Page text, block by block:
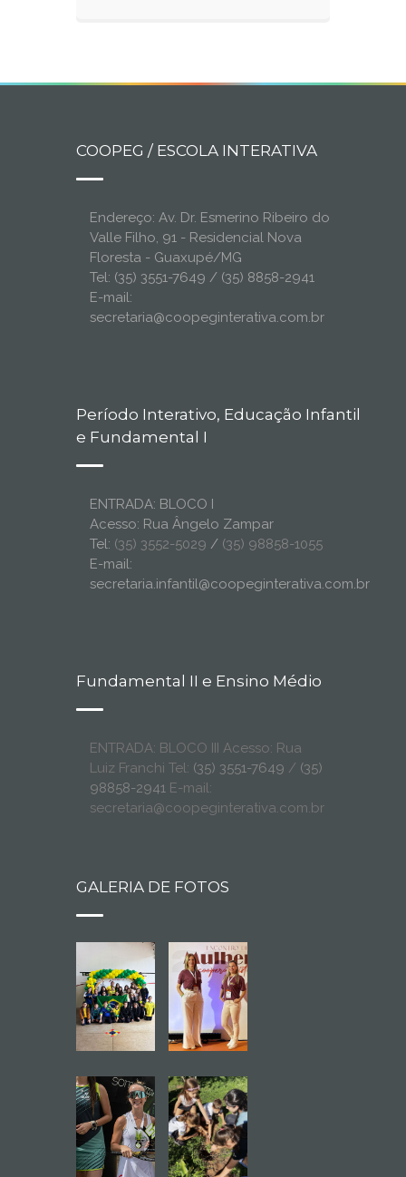
COOPEG / ESCOLA INTERATIVA
Endereço: Av. Dr. Esmerino Ribeiro do
Valle Filho, 91 - Residencial Nova
Floresta - Guaxupé/MG
Tel: (35) 3551-7649 / (35) 8858-2941
E-mail:
secretaria@coopeginterativa.com.br
Período Interativo, Educação Infantil
e Fundamental I
ENTRADA: BLOCO I
Acesso: Rua Ângelo Zampar
Tel: (35) 3552-5029 / (35) 98858-1055
E-mail:
secretaria.infantil@coopeginterativa.com.br
Fundamental II e Ensino Médio
ENTRADA: BLOCO III Acesso: Rua
Luiz Franchi Tel: (35) 3551-7649 / (35)
98858-2941 E-mail:
secretaria@coopeginterativa.com.br
GALERIA DE FOTOS